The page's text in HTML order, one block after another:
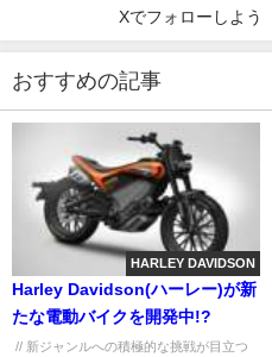
Xでフォローしよう
おすすめの記事
HARLEY DAVIDSON
Harley Davidson(ハーレー)が新
たな電動バイクを開発中!?
// 新ジャンルへの積極的な挑戦が目立つ